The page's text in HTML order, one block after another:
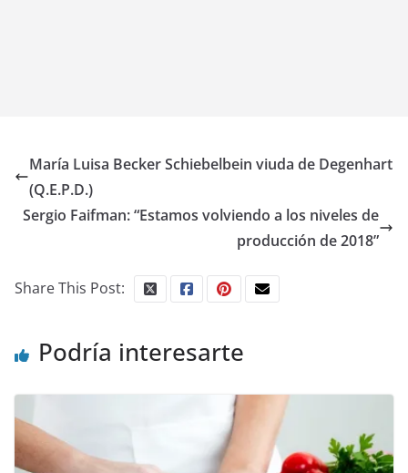
María Luisa Becker Schiebelbein viuda de Degenhart
(Q.E.P.D.)
Sergio Faifman: “Estamos volviendo a los niveles de
producción de 2018”
Share This Post:
Podría interesarte